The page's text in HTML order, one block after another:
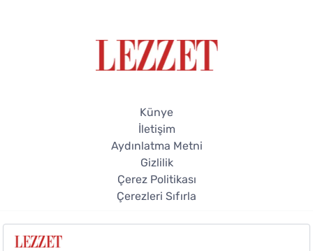
Künye
İletişim
Aydınlatma Metni
Gizlilik
Çerez Politikası
Çerezleri Sıfırla